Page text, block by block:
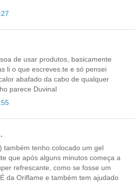
de usar produtos, basicamente
li o que escreves.te e só pensei
abafado da cabo de qualquer
parece Duvinal
também tenho colocado um gel
que após alguns minutos começa a
refrescante, como se fosse um
da Oriflame e também tem ajudado